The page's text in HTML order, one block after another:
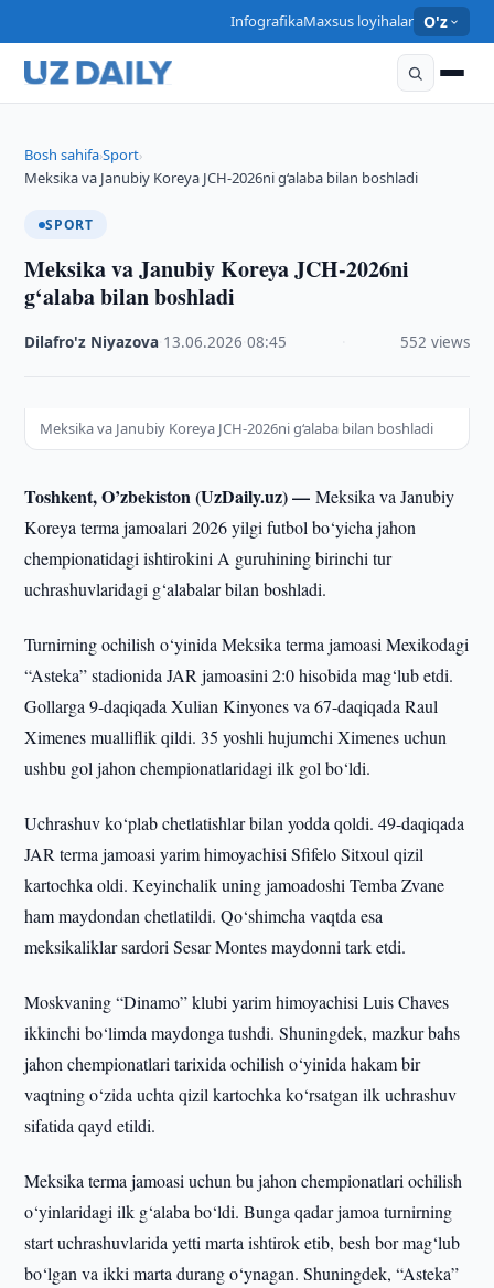
InfografikaMaxsus loyihalar O'z
Bosh sahifa›Sport›
Meksika va Janubiy Koreya JCH-2026ni g‘alaba bilan boshladi
SPORT
Meksika va Janubiy Koreya JCH-2026ni
g‘alaba bilan boshladi
Dilafro'z Niyazova 13.06.2026 ·08:45 552 views
Meksika va Janubiy Koreya JCH-2026ni g‘alaba bilan boshladi
Toshkent, O’zbekiston (UzDaily.uz) —Meksika va Janubiy
Koreya terma jamoalari 2026 yilgi futbol bo‘yicha jahon
chempionatidagi ishtirokini A guruhining birinchi tur
uchrashuvlaridagi g‘alabalar bilan boshladi.
Turnirning ochilish o‘yinida Meksika terma jamoasi Mexikodagi
“Asteka” stadionida JAR jamoasini 2:0 hisobida mag‘lub etdi.
Gollarga 9-daqiqada Xulian Kinyones va 67-daqiqada Raul
Ximenes mualliflik qildi. 35 yoshli hujumchi Ximenes uchun
ushbu gol jahon chempionatlaridagi ilk gol bo‘ldi.
Uchrashuv ko‘plab chetlatishlar bilan yodda qoldi. 49-daqiqada
JAR terma jamoasi yarim himoyachisi Sfifelo Sitxoul qizil
kartochka oldi. Keyinchalik uning jamoadoshi Temba Zvane
ham maydondan chetlatildi. Qo‘shimcha vaqtda esa
meksikaliklar sardori Sesar Montes maydonni tark etdi.
Moskvaning “Dinamo” klubi yarim himoyachisi Luis Chaves
ikkinchi bo‘limda maydonga tushdi. Shuningdek, mazkur bahs
jahon chempionatlari tarixida ochilish o‘yinida hakam bir
vaqtning o‘zida uchta qizil kartochka ko‘rsatgan ilk uchrashuv
sifatida qayd etildi.
Meksika terma jamoasi uchun bu jahon chempionatlari ochilish
o‘yinlaridagi ilk g‘alaba bo‘ldi. Bunga qadar jamoa turnirning
start uchrashuvlarida yetti marta ishtirok etib, besh bor mag‘lub
bo‘lgan va ikki marta durang o‘ynagan. Shuningdek, “Asteka”